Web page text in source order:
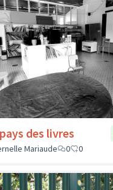
des livres
Mariaude
0 0